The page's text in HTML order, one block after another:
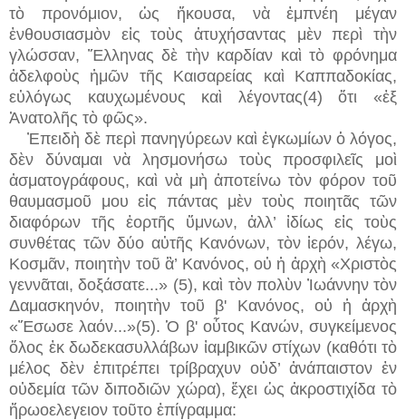
τὸ προνόμιον, ὡς ἤκουσα, νὰ ἐμπνέη μέγαν
ἐνθουσιασμὸν εἰς τοὺς ἀτυχήσαντας μὲν περὶ τὴν
γλώσσαν, Ἕλληνας δὲ τὴν καρδίαν καὶ τὸ φρόνημα
ἀδελφοὺς ἠμῶν τῆς Καισαρείας καὶ Καππαδοκίας,
εὐλόγως καυχωμένους καὶ λέγοντας(4) ὅτι «ἐξ
Ἀνατολῆς τὸ φῶς».
Ἐπειδὴ δὲ περὶ πανηγύρεων καὶ ἐγκωμίων ὁ λόγος,
δὲν δύναμαι νὰ λησμονήσω τοὺς προσφιλεῖς μοὶ
ἀσματογράφους, καὶ νὰ μὴ ἀποτείνω τὸν φόρον τοῦ
θαυμασμοῦ μου εἰς πάντας μὲν τοὺς ποιητᾶς τῶν
διαφόρων τῆς ἑορτῆς ὕμνων, ἀλλ’ ἰδίως εἰς τοὺς
συνθέτας τῶν δύο αὐτῆς Κανόνων, τὸν ἱερόν, λέγω,
Κοσμᾶν, ποιητὴν τοῦ ἃ’ Κανόνος, οὐ ἡ ἀρχὴ «Χριστὸς
γεννᾶται, δοξάσατε...» (5), καὶ τὸν πολὺν Ἰωάννην τὸν
Δαμασκηνόν, ποιητὴν τοῦ β' Κανόνος, οὐ ἡ ἀρχὴ
«Ἔσωσε λαόν...»(5). Ὁ β' οὗτος Κανών, συγκείμενος
ὅλος ἐκ δωδεκασυλλάβων ἰαμβικῶν στίχων (καθότι τὸ
μέλος δὲν ἐπιτρέπει τρίβραχυν οὐδ’ ἀνάπαιστον ἐν
οὐδεμία τῶν διποδιῶν χώρα), ἔχει ὡς ἀκροστιχίδα τὸ
ἤρωοελεγειον τοῦτο ἐπίγραμμα: